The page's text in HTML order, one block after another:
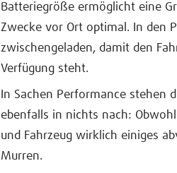
Batteriegröße ermöglicht eine
Zwecke vor Ort optimal. In den
zwischengeladen, damit den
Verfügung steht.
In Sachen Performance stehen
ebenfalls in nichts nach:
und Fahrzeug wirklich einiges
Murren.